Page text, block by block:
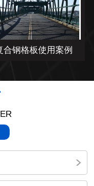
合钢格板使用案例